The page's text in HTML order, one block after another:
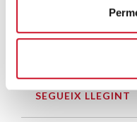
SEGUEIX LLEGINT
El voluntariat,
créixer el
SEGUEIX LLEGINT